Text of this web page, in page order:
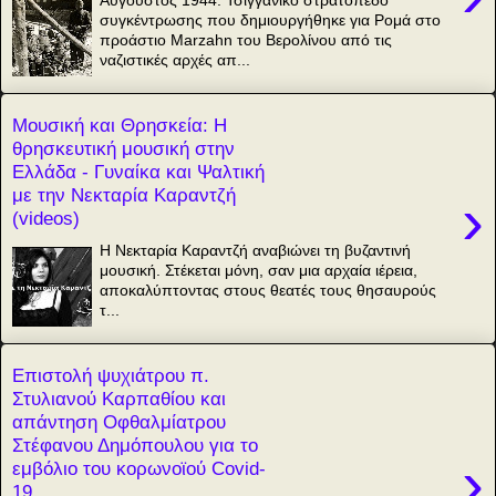
συγκέντρωσης που δημιουργήθηκε για Ρομά στο
προάστιο Marzahn του Βερολίνου από τις
ναζιστικές αρχές απ...
Μουσική και Θρησκεία: Η
θρησκευτική μουσική στην
Ελλάδα - Γυναίκα και Ψαλτική
με την Νεκταρία Καραντζή
(videos)
›
Η Νεκταρία Καραντζή αναβιώνει τη βυζαντινή
μουσική. Στέκεται μόνη, σαν μια αρχαία ιέρεια,
αποκαλύπτοντας στους θεατές τους θησαυρούς
τ...
Επιστολή ψυχιάτρου π.
Στυλιανού Καρπαθίου και
απάντηση Οφθαλμίατρου
Στέφανου Δημόπουλου για το
εμβόλιο του κορωνοϊού Covid-